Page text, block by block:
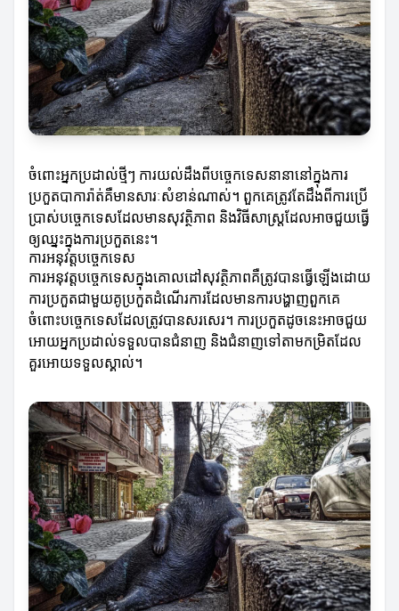
ចំពោះអ្នកប្រដាល់ថ្មីៗ ការយល់ដឹងពីបច្ចេកទេសនានានៅក្នុងការ
ប្រកួតបាការ៉ាត់គឺមានសារៈសំខាន់ណាស់។ ពួកគេត្រូវតែដឹងពីការប្រើ
ប្រាស់បច្ចេកទេសដែលមានសុវត្ថិភាព និងវិធីសាស្ត្រដែលអាចជួយធ្វើ
ឲ្យឈ្នះក្នុងការប្រកួតនេះ។
ការអនុវត្តបច្ចេកទេស
ការអនុវត្តបច្ចេកទេសក្នុងគោលដៅសុវត្ថិភាពគឺត្រូវបានធ្វើឡើងដោយ
ការប្រកួតជាមួយគូប្រកួតដំណើរការដែលមានការបង្ហាញពួកគេ
ចំពោះបច្ចេកទេសដែលត្រូវបានសរសេរ។ ការប្រកួតដូចនេះអាចជួយ
អោយអ្នកប្រដាល់ទទួលបានជំនាញ និងជំនាញទៅតាមកម្រិតដែល
គួរអោយទទួលស្គាល់។